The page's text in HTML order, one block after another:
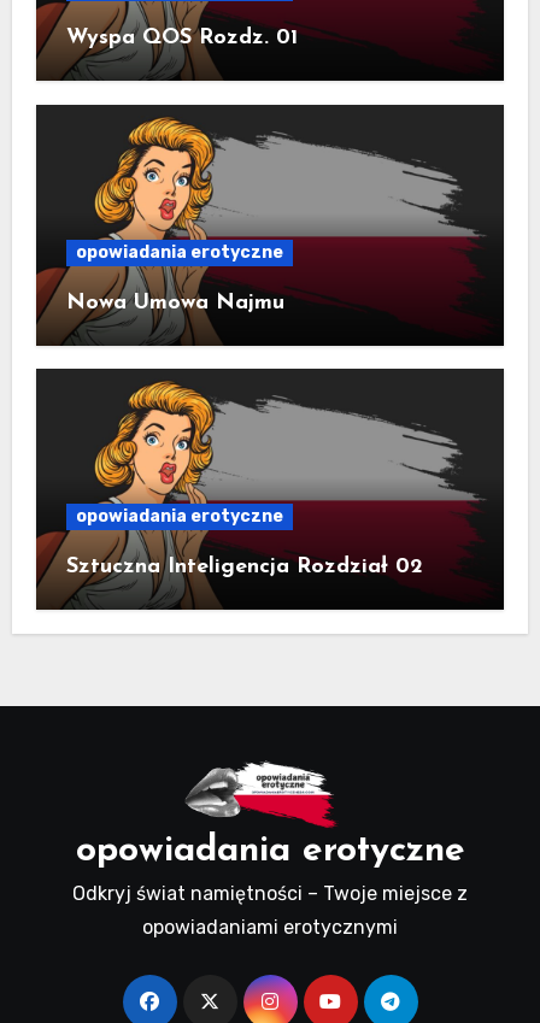
Wyspa QOS Rozdz. 01
opowiadania erotyczne
Nowa Umowa Najmu
opowiadania erotyczne
Sztuczna Inteligencja Rozdział 02
opowiadania erotyczne
Odkryj świat namiętności – Twoje miejsce z
opowiadaniami erotycznymi